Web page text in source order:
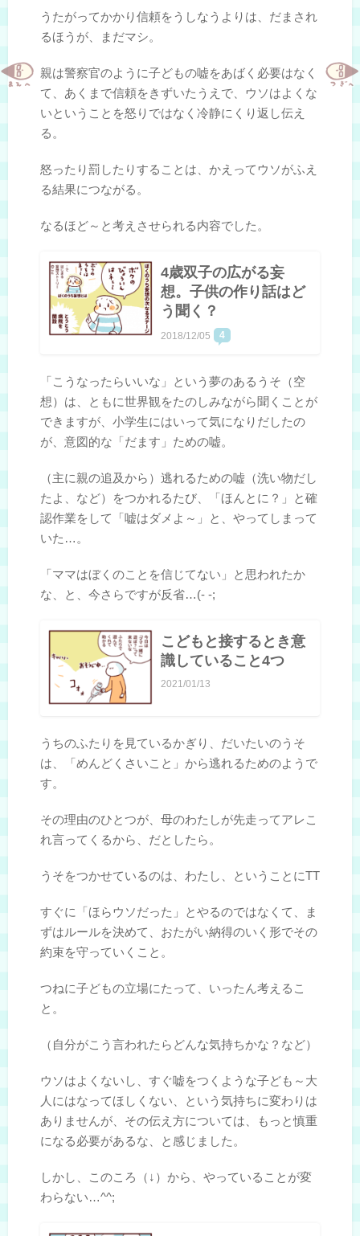
うたがってかかり信頼をうしなうよりは、だまされ
るほうが、まだマシ。
親は警察官のように子どもの嘘をあばく必要はなく
て、あくまで信頼をきずいたうえで、ウソはよくな
いということを怒りではなく冷静にくり返し伝え
る。
怒ったり罰したりすることは、かえってウソがふえ
る結果につながる。
なるほど～と考えさせられる内容でした。
4歳双子の広がる妄
想。子供の作り話はど
う聞く？
2018/12/05 4
「こうなったらいいな」という夢のあるうそ（空
想）は、ともに世界観をたのしみながら聞くことが
できますが、小学生にはいって気になりだしたの
が、意図的な「だます」ための嘘。
（主に親の追及から）逃れるための嘘（洗い物だし
たよ、など）をつかれるたび、「ほんとに？」と確
認作業をして「嘘はダメよ～」と、やってしまって
いた…。
「ママはぼくのことを信じてない」と思われたか
な、と、今さらですが反省…(- -;
こどもと接するとき意
識していること4つ
2021/01/13
うちのふたりを見ているかぎり、だいたいのうそ
は、「めんどくさいこと」から逃れるためのようで
す。
その理由のひとつが、母のわたしが先走ってアレこ
れ言ってくるから、だとしたら。
うそをつかせているのは、わたし、ということにTT
すぐに「ほらウソだった」とやるのではなくて、ま
ずはルールを決めて、おたがい納得のいく形でその
約束を守っていくこと。
つねに子どもの立場にたって、いったん考えるこ
と。
（自分がこう言われたらどんな気持ちかな？など）
ウソはよくないし、すぐ嘘をつくような子ども～大
人にはなってほしくない、という気持ちに変わりは
ありませんが、その伝え方については、もっと慎重
になる必要があるな、と感じました。
しかし、このころ（↓）から、やっていることが変
わらない…^^;